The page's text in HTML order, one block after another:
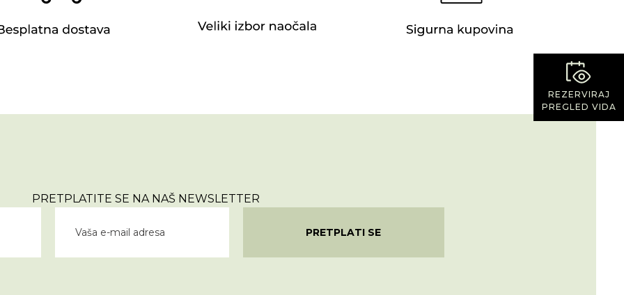
REZERVIRAJ
PREGLED VIDA
PRETPLATITE SE NA NAŠ NEWSLETTER
PRETPLATI SE